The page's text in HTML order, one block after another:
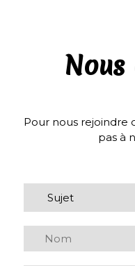
Pour nous rejoindre
pas à